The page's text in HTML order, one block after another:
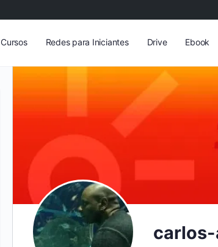
Cursos Redes para Iniciantes Drive Ebook